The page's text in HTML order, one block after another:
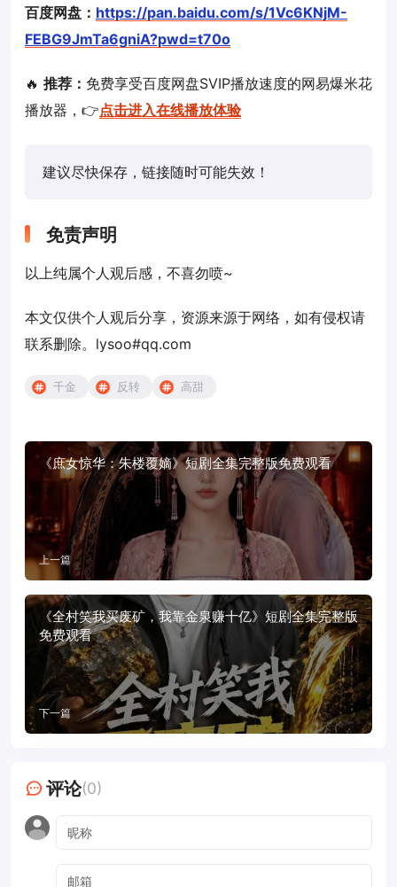
百度网盘： https://pan.baidu.com/s/1Vc6KNjM-
FEBG9JmTa6gniA?pwd=t70o
🔥 推荐： 免费享受百度网盘SVIP播放速度的网易爆米花
播放器，👉点击进入在线播放体验
建议尽快保存，链接随时可能失效！
免责声明
以上纯属个人观后感，不喜勿喷~
本文仅供个人观后分享，资源来源于网络，如有侵权请
联系删除。lysoo#qq.com
千金 反转 高甜
《庶女惊华：朱楼覆嫡》短剧全集完整版免费观看
上一篇
《全村笑我买废矿，我靠金泉赚十亿》短剧全集完整版
免费观看
下一篇
评论(0)